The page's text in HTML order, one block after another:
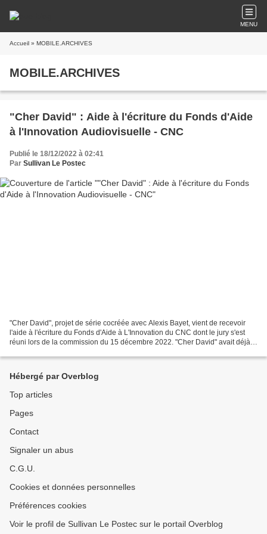
MENU
Accueil » MOBILE.ARCHIVES
MOBILE.ARCHIVES
"Cher David" : Aide à l'écriture du Fonds d'Aide
à l'Innovation Audiovisuelle - CNC
Publié le 18/12/2022 à 02:41
Par Sullivan Le Postec
"Cher David", projet de série cocréée avec Alexis Bayet, vient de recevoir
l'aide à l'écriture du Fonds d'Aide à L'Innovation du CNC dont le jury s'est
réuni lors de la commission du 15 décembre 2022. "Cher David" avait déjà
Hébergé par Overblog
Top articles
Pages
Contact
Signaler un abus
C.G.U.
Cookies et données personnelles
Préférences cookies
Voir le profil de Sullivan Le Postec sur le portail Overblog